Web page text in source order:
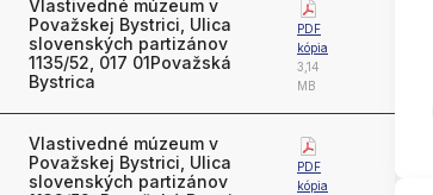
Vlastivedné múzeum v
Považskej Bystrici, Ulica
slovenských partizánov
1135/52, 017 01Považská
Bystrica
PDF
kópia
3,14
MB
Vlastivedné múzeum v
Považskej Bystrici, Ulica
slovenských partizánov
PDF
kópia